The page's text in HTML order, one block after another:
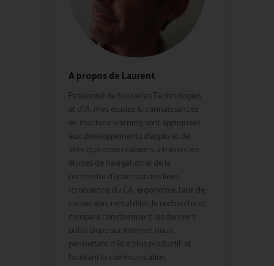
A propos de Laurent
Passionné de Nouvelles Technologies
et d'IA, mes études & connaissances
en machine learning sont appliquées
aux développements d'applis et de
sites que nous réalisons, à travers les
études de navigation et de la
recherche d'optimisations liées
(croissance du CA, ergonomie, taux de
conversion, rentabilité). Je recherche et
compare constamment les derniers
outils dispo sur internet, nous
permettant d'être plus productif, et
facilitant la communication.